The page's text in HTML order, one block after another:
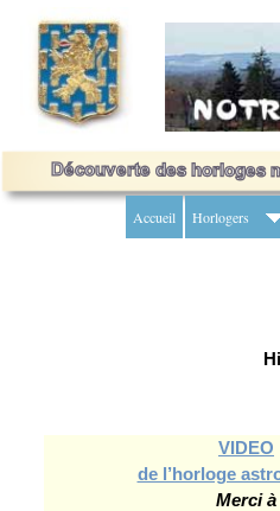
Accueil Horlogers
VIDEO
de l’horloge
Merci à